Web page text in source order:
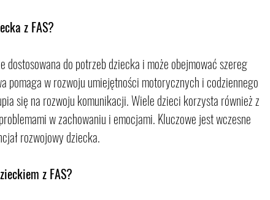
z FAS?
dostosowana do potrzeb dziecka i może obejmować szereg
w rozwoju umiejętności motorycznych i codziennego
się na rozwoju komunikacji. Wiele dzieci korzysta również z
w zachowaniu i emocjami. Kluczowe jest wczesne
rozwojowy dziecka.
z FAS?